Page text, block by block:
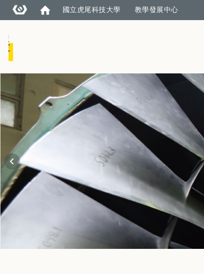
國立虎尾科技大學 教學發展中心